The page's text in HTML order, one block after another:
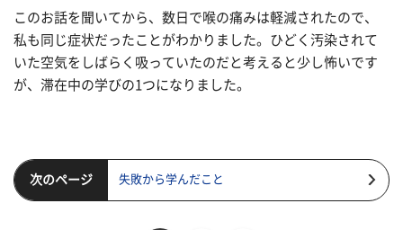
このお話を聞いてから、数日で喉の痛みは軽減されたので、
私も同じ症状だったことがわかりました。ひどく汚染されて
いた空気をしばらく吸っていたのだと考えると少し怖いです
が、滞在中の学びの1つになりました。
次のページ 失敗から学んだこと